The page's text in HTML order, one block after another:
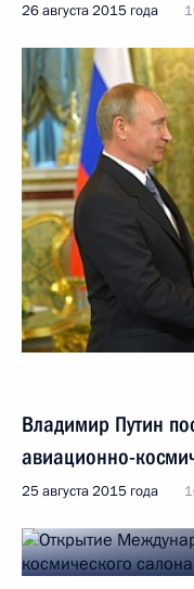
26 августа 2015 года
Владимир Путин
авиационно-
25 августа 2015 года